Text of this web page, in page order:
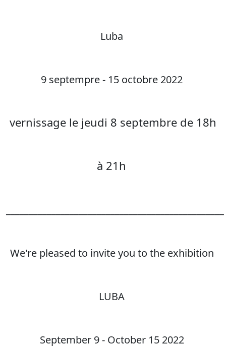
Luba
9 septempre - 15 octobre 2022
vernissage le jeudi 8 septembre de 18h
à 21h
We're pleased to invite you to the exhibition
LUBA
September 9 - October 15 2022